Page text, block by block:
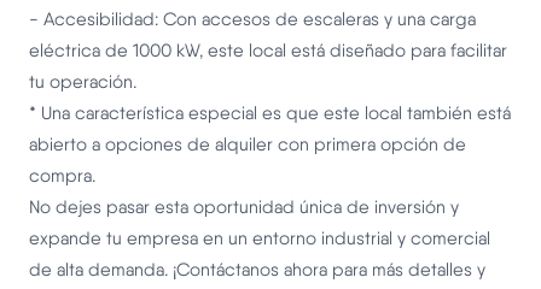
- Accesibilidad: Con accesos de escaleras y una carga
eléctrica de 1000 kW, este local está diseñado para facilitar
tu operación.
* Una característica especial es que este local también está
abierto a opciones de alquiler con primera opción de
compra.
No dejes pasar esta oportunidad única de inversión y
expande tu empresa en un entorno industrial y comercial
de alta demanda. ¡Contáctanos ahora para más detalles y